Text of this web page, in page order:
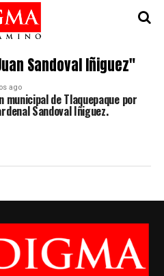
Sandoval Iñiguez"
ago
municipal de Tlaquepaque por
Sandoval Iñiguez.